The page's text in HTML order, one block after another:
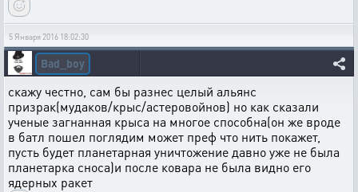
5 Января 2016 18:02:30
Bad_boy
скажу честно, сам бы разнес целый альянс
призрак(мудаков/крыс/астеровойнов) но как сказали
ученые загнанная крыса на многое способна(он же вроде
в батл пошел поглядим может преф что нить покажет,
пусть будет планетарная уничтожение давно уже не была
планетарка сноса)и после ковара не была видно его
ядерных ракет